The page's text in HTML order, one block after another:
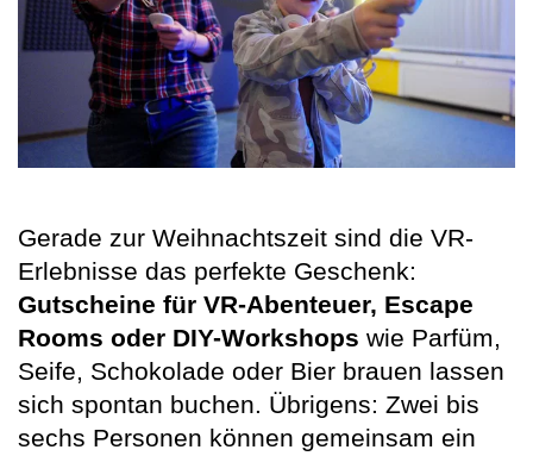
Gerade zur Weihnachtszeit sind die VR-
Erlebnisse das perfekte Geschenk:
Gutscheine für VR-Abenteuer, Escape
Rooms oder DIY-Workshops wie Parfüm,
Seife, Schokolade oder Bier brauen lassen
sich spontan buchen. Übrigens: Zwei bis
sechs Personen können gemeinsam ein